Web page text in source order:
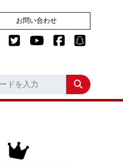
お問い合わせ